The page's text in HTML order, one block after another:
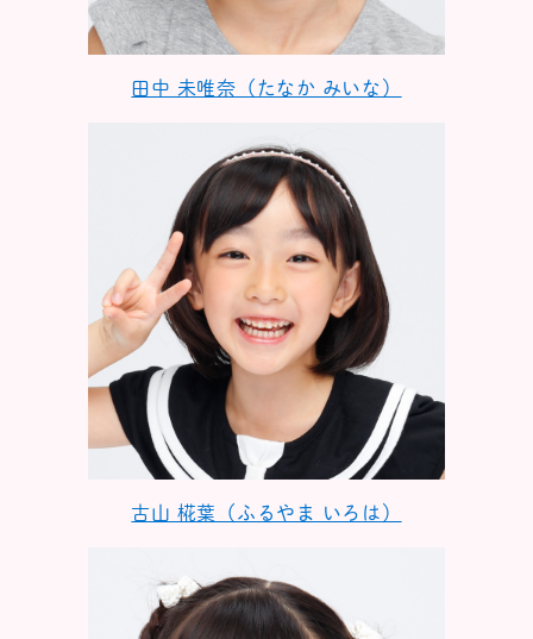
田中 未唯奈（たなか みいな）
古山 椛葉（ふるやま いろは）